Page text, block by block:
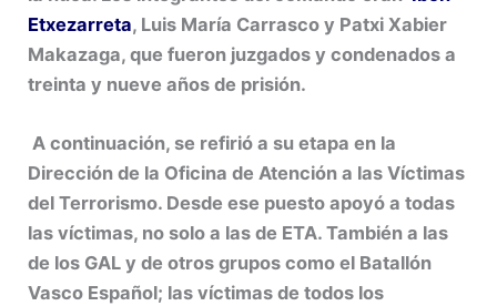
Etxezarreta, Luis María Carrasco y Patxi Xabier
Makazaga, que fueron juzgados y condenados a
treinta y nueve años de prisión.
A continuación, se refirió a su etapa en la
Dirección de la Oficina de Atención a las Víctimas
del Terrorismo. Desde ese puesto apoyó a todas
las víctimas, no solo a las de ETA. También a las
de los GAL y de otros grupos como el Batallón
Vasco Español; las víctimas de todos los